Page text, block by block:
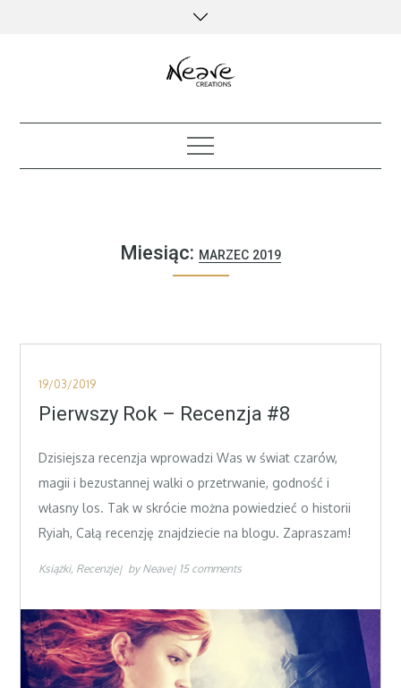
Miesiąc: MARZEC 2019
Posted
on
19/03/2019
Pierwszy Rok – Recenzja #8
Dzisiejsza recenzja wprowadzi Was w świat czarów,
magii i bezustannej walki o przetrwanie, godność i
własny los. Tak w skrócie można powiedzieć o historii
Ryiah, Całą recenzję znajdziecie na blogu. Zapraszam!
Książki Recenzje by Neave 15 comments